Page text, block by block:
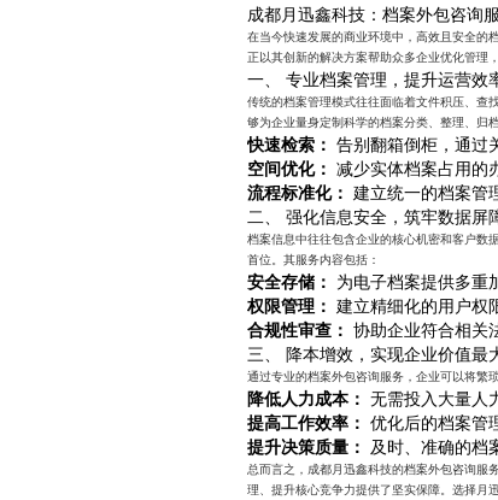
成都月迅鑫科技：档案外包咨询
在当今快速发展的商业环境中，高效且安全的
正以其创新的解决方案帮助众多企业优化管理
一、 专业档案管理，提升运营效
传统的档案管理模式往往面临着文件积压、查
够为企业量身定制科学的档案分类、整理、归
快速检索： 告别翻箱倒柜，通过
空间优化： 减少实体档案占用的
流程标准化： 建立统一的档案管
二、 强化信息安全，筑牢数据屏
档案信息中往往包含企业的核心机密和客户数
首位。其服务内容包括：
安全存储： 为电子档案提供多重
权限管理： 建立精细化的用户权
合规性审查： 协助企业符合相关
三、 降本增效，实现企业价值最
通过专业的档案外包咨询服务，企业可以将繁
降低人力成本： 无需投入大量人
提高工作效率： 优化后的档案管
提升决策质量： 及时、准确的档
总而言之，成都月迅鑫科技的档案外包咨询服
理、提升核心竞争力提供了坚实保障。选择月